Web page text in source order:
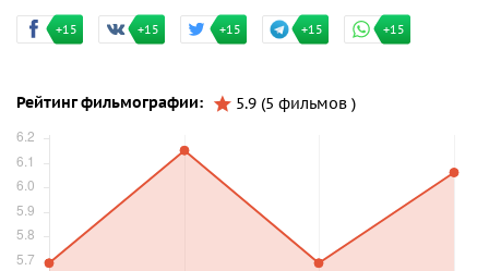
+15 +15 +15 +15 +15
Рейтинг фильмографии: 5.9 (5 фильмов )